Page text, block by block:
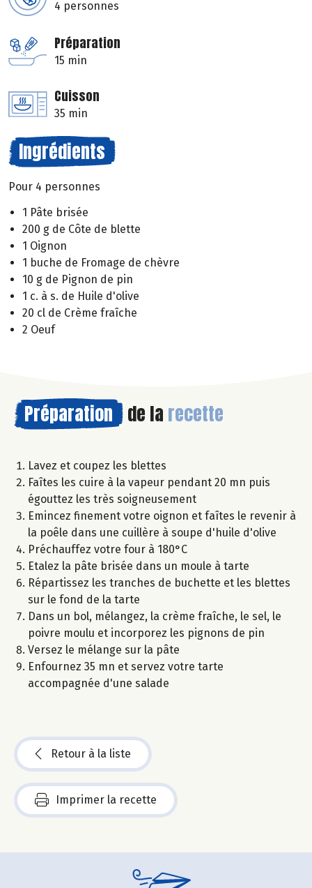
4 personnes
Préparation
15 min
Cuisson
35 min
Ingrédients
Pour 4 personnes
1 Pâte brisée
200 g de Côte de blette
1 Oignon
1 buche de Fromage de chèvre
10 g de Pignon de pin
1 c. à s. de Huile d'olive
20 cl de Crème fraîche
2 Oeuf
Préparation de la recette
Lavez et coupez les blettes
Faîtes les cuire à la vapeur pendant 20 mn puis
égouttez les très soigneusement
Emincez finement votre oignon et faîtes le revenir à
la poêle dans une cuillère à soupe d'huile d'olive
Préchauffez votre four à 180°C
Etalez la pâte brisée dans un moule à tarte
Répartissez les tranches de buchette et les blettes
sur le fond de la tarte
Dans un bol, mélangez, la crème fraîche, le sel, le
poivre moulu et incorporez les pignons de pin
Versez le mélange sur la pâte
Enfournez 35 mn et servez votre tarte
accompagnée d'une salade
Retour à la liste
Imprimer la recette